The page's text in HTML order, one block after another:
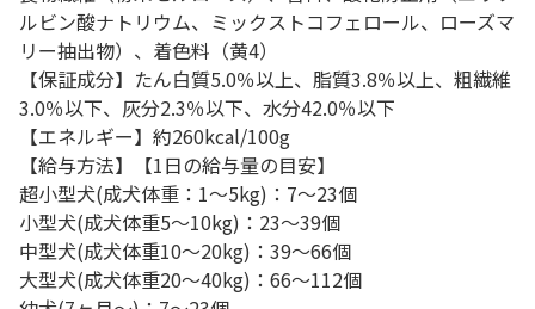
ルビン酸ナトリウム、ミックストコフェロール、ローズマ
リー抽出物）、着色料（黄4）
【保証成分】たん白質5.0％以上、脂質3.8％以上、粗繊維
3.0％以下、灰分2.3％以下、水分42.0％以下
【エネルギー】約260kcal/100g
【給与方法】【1日の給与量の目安】
超小型犬(成犬体重：1～5kg)：7～23個
小型犬(成犬体重5～10kg)：23～39個
中型犬(成犬体重10～20kg)：39～66個
大型犬(成犬体重20～40kg)：66～112個